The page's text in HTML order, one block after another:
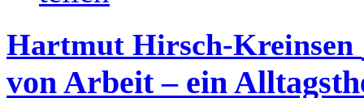
Hartmut Hirsch-Kreinsen
von Arbeit – ein